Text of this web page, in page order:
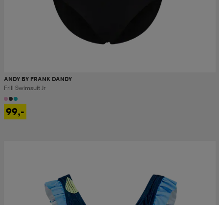
ANDY BY FRANK DANDY
Frill Swimsuit Jr
99,-